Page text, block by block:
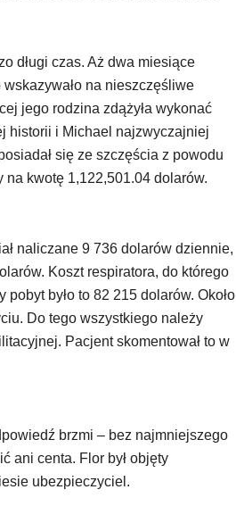
długi czas. Aż dwa miesiące
na nieszczęśliwe
jego rodzina zdążyła wykonać
historii i Michael najzwyczajniej
się ze szczęścia z powodu
na kwotę 1,122,501.04 dolarów.
naliczane 9 736 dolarów dziennie,
Koszt respiratora, do którego
było to 82 215 dolarów. Około
Do tego wszystkiego należy
Pacjent skomentował to w
brzmi – bez najmniejszego
ani centa. Flor był objęty
ubezpieczyciel.